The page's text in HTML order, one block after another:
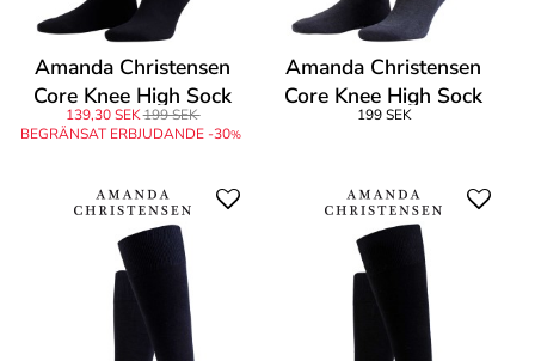
Amanda Christensen
Core Knee High Sock
139,30 SEK199 SEK
BEGRÄNSAT ERBJUDANDE -30%
Amanda Christensen
Core Knee High Sock
199 SEK